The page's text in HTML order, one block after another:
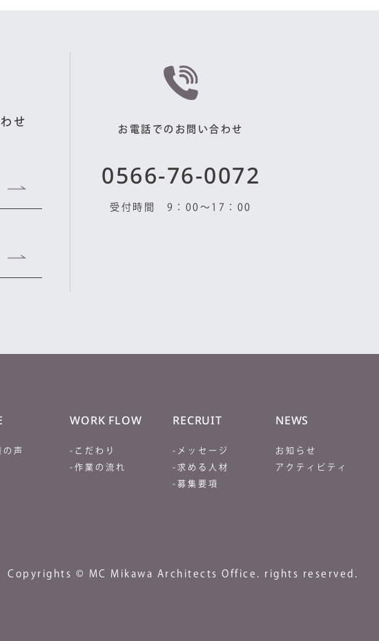
せ
お電話でのお問い合わせ
0566-76-0072
受付時間 9：00〜17：00
の声
WORK FLOW
-こだわり
-作業の流れ
RECRUIT
-メッセージ
-求める人材
-募集要項
NEWS
お知らせ
アクティビティ
Copyrights © MC Mikawa Architects Office. rights reserved.